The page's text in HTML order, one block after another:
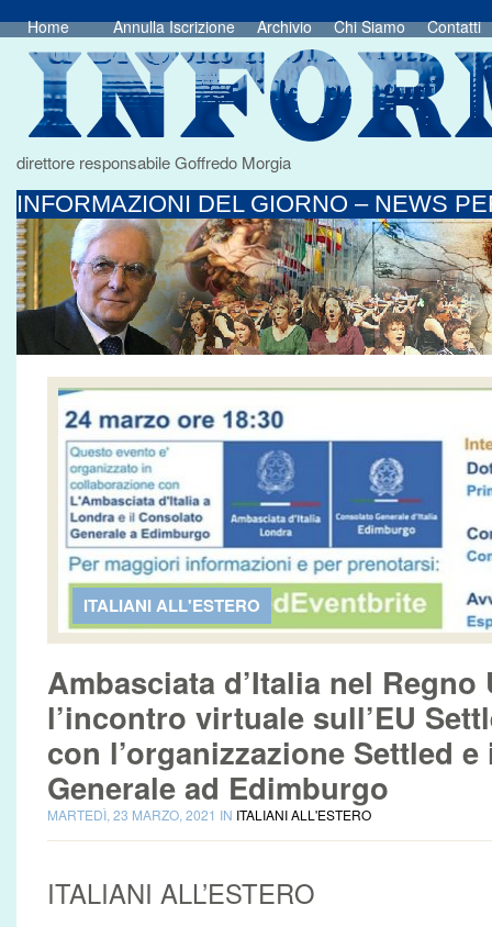
Home Annulla Iscrizione Archivio Chi Siamo Contatti
direttore responsabile Goffredo Morgia
INFORMAZIONI DEL GIORNO – NEWS
ITALIANI ALL'ESTERO
Ambasciata d’Italia nel
l’incontro virtuale sull’EU
con l’organizzazione Settled
Generale ad Edimburgo
MARTEDÌ, 23 MARZO, 2021 IN ITALIANI ALL'ESTERO
ITALIANI ALL’ESTERO